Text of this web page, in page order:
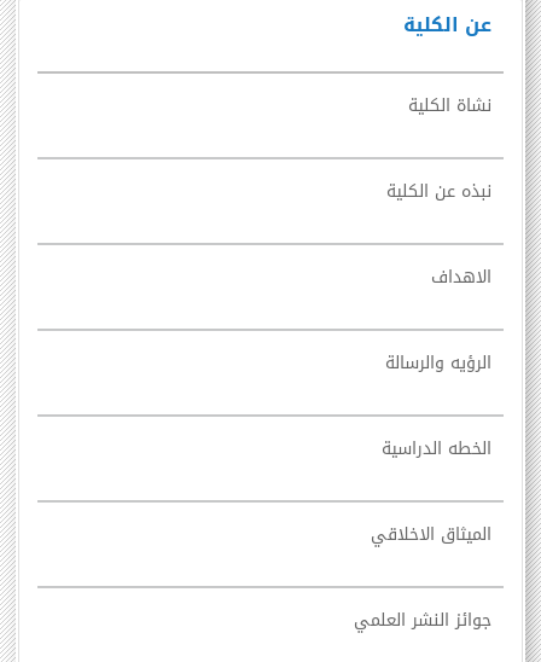
عن الكلية
نشاة الكلية
نبذه عن الكلية
الاهداف
الرؤيه والرسالة
الخطه الدراسية
الميثاق الاخلاقي
جوائز النشر العلمي